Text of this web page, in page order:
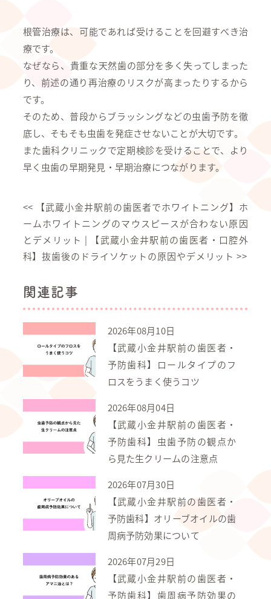
根管治療は、可能であれば受けることを回避すべき治
療です。
なぜなら、貴重な天然歯の部分を多く失ってしまった
り、前述の通り再治療のリスクが高まったりするから
です。
そのため、普段からブラッシングなどの虫歯予防を徹
底し、そもそも虫歯を発症させないことが大切です。
また歯科クリニックで定期検診を受けることで、より
早く虫歯の早期発見・早期治療につながります。
<< 【武蔵小金井駅前の歯医者でホワイトニング】ホ
ームホワイトニングのマウスピースが合わない原因
とデメリット |
【武蔵小金井駅前の歯医者・口腔外
科】抜歯後のドライソケットの原因やデメリット>>
関連記事
2026年08月10日
【武蔵小金井駅前の歯医者・
予防歯科】ロールタイプのフ
ロスをうまく使うコツ
2026年08月04日
【武蔵小金井駅前の歯医者・
予防歯科】虫歯予防の観点か
ら見た生クリームの注意点
2026年07月30日
【武蔵小金井駅前の歯医者・
予防歯科】オリーブオイルの歯
周病予防効果について
2026年07月29日
【武蔵小金井駅前の歯医者・
予防歯科】歯周病予防効果の